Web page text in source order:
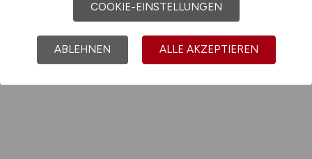
COOKIE-EINSTELLUNGEN
ABLEHNEN ALLE AKZEPTIEREN